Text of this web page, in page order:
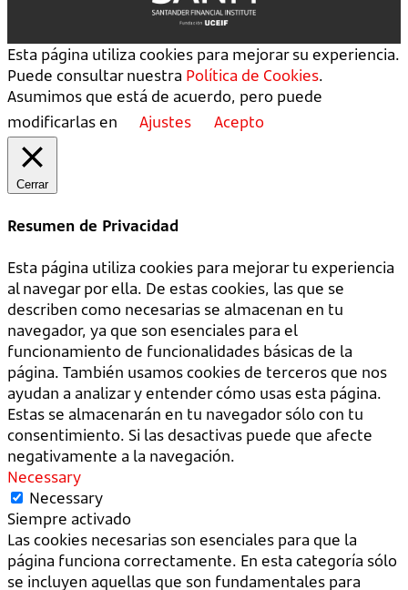
Esta página utiliza cookies para mejorar su experiencia.
Puede consultar nuestra Política de Cookies.
Asumimos que está de acuerdo, pero puede
modificarlas en
Ajustes Acepto
Cerrar
Resumen de Privacidad
Esta página utiliza cookies para mejorar tu experiencia
al navegar por ella. De estas cookies, las que se
describen como necesarias se almacenan en tu
navegador, ya que son esenciales para el
funcionamiento de funcionalidades básicas de la
página. También usamos cookies de terceros que nos
ayudan a analizar y entender cómo usas esta página.
Estas se almacenarán en tu navegador sólo con tu
consentimiento. Si las desactivas puede que afecte
negativamente a la navegación.
Necessary
Necessary
Siempre activado
Las cookies necesarias son esenciales para que la
página funciona correctamente. En esta categoría sólo
se incluyen aquellas que son fundamentales para